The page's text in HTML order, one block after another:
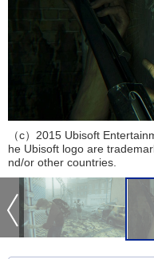
（c）2015 Ubisoft
he Ubisoft logo are
nd/or other countries.